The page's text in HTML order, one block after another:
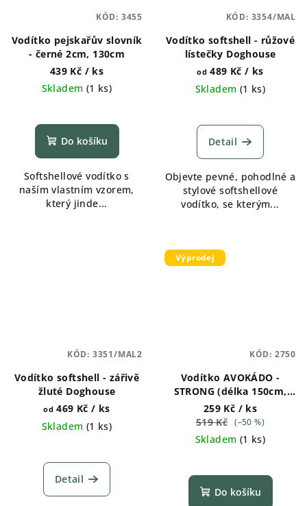
Vodítko pejskařův slovník
- černé 2cm, 130cm
439 Kč / ks
Skladem (1 ks)
Do košíku
Softshellové vodítko s
naším vlastním vzorem,
který jinde...
KÓD: 3455
Vodítko softshell - růžové
lístečky Doghouse
od 489 Kč/ ks
Skladem (1 ks)
Detail
Objevte pevné, pohodlné a
stylové softshellové
vodítko, se kterým...
KÓD: 3354/MAL
Vodítko softshell - zářivě
žluté Doghouse
od 469 Kč/ ks
Skladem (1 ks)
Detail
KÓD: 3351/MAL2
Výprodej
Vodítko AVOKÁDO -
STRONG (délka 150cm,
šířka 2,5cm)
259 Kč / ks
519 Kč (–50 %)
Skladem (1 ks)
Do košíku
KÓD: 2750